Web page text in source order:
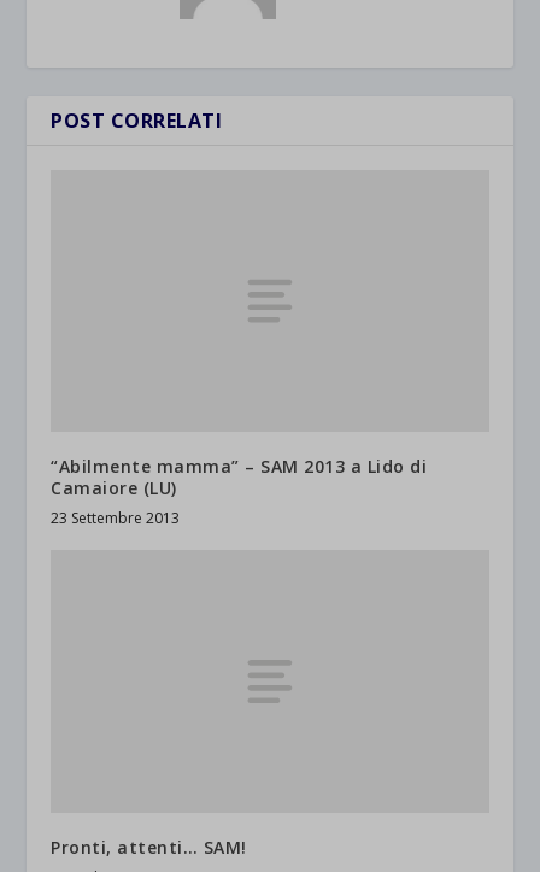
POST CORRELATI
“Abilmente mamma” – SAM 2013 a Lido di
Camaiore (LU)
23 Settembre 2013
Pronti, attenti… SAM!